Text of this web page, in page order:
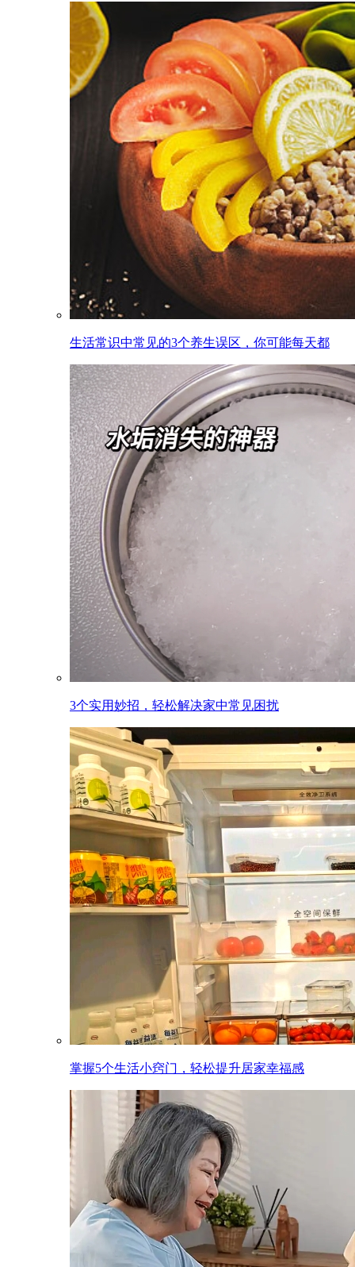
生活常识中常见的3个养生误区，你可能每天都
3个实用妙招，轻松解决家中常见困扰
掌握5个生活小窍门，轻松提升居家幸福感